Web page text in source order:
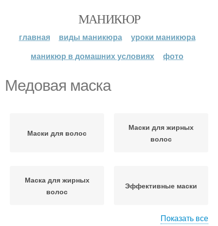
МАНИКЮР
главная виды маникюра
уроки маникюра
маникюр в домашних условиях
фото
Медовая маска
Маски для волос
Маски для жирных
волос
Маска для жирных
волос
Эффективные маски
Показать все